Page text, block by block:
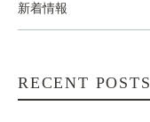
新着情報
RECENT POSTS